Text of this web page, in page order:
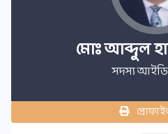
মোঃ আব্দুল
সদস্য